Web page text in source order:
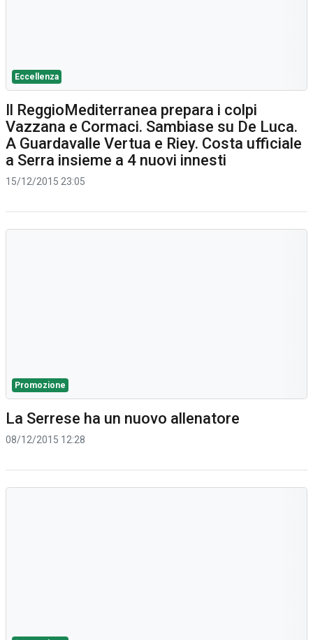
Eccellenza
Il ReggioMediterranea prepara i colpi
Vazzana e Cormaci. Sambiase su De Luca.
A Guardavalle Vertua e Riey. Costa ufficiale
a Serra insieme a 4 nuovi innesti
15/12/2015 23:05
Promozione
La Serrese ha un nuovo allenatore
08/12/2015 12:28